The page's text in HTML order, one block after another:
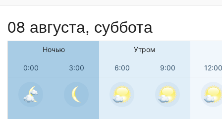
08 августа, суббота
Ночью Утром
0:00 3:00 6:00 9:00 12:00